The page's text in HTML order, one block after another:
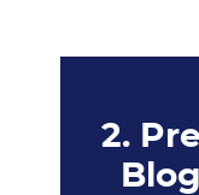
2.